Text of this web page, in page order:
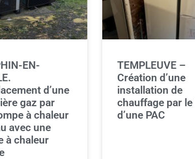
EN-
d’une
gaz par
à chaleur
avec une
à chaleur
TEMPLEUVE –
Création d’une
installation de
chauffage par le
d’une PAC